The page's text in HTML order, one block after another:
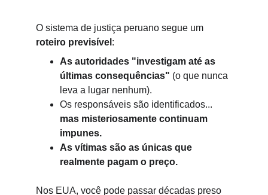
O sistema de justiça peruano segue um
roteiro previsível :
As autoridades "investigam até as
últimas consequências" (o que nunca
leva a lugar nenhum).
Os responsáveis são identificados...
mas misteriosamente continuam
impunes.
As vítimas são as únicas que
realmente pagam o preço.
Nos EUA, você pode passar décadas preso